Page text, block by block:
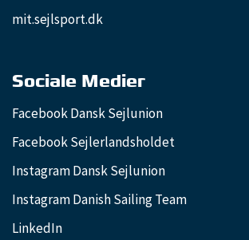
mit.sejlsport.dk
Sociale Medier
Facebook Dansk Sejlunion
Facebook Sejlerlandsholdet
Instagram Dansk Sejlunion
Instagram Danish Sailing Team
LinkedIn